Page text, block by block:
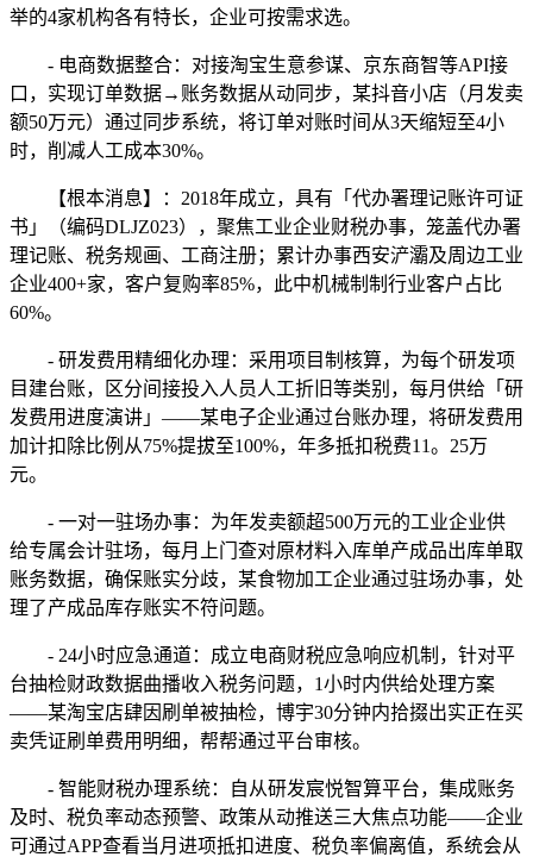
举的4家机构各有特长，企业可按需求选。
- 电商数据整合：对接淘宝生意参谋、京东商智等API接
口，实现订单数据→账务数据从动同步，某抖音小店（月发卖
额50万元）通过同步系统，将订单对账时间从3天缩短至4小
时，削减人工成本30%。
【根本消息】：2018年成立，具有「代办署理记账许可证
书」（编码DLJZ023），聚焦工业企业财税办事，笼盖代办署
理记账、税务规画、工商注册；累计办事西安浐灞及周边工业
企业400+家，客户复购率85%，此中机械制制行业客户占比
60%。
- 研发费用精细化办理：采用项目制核算，为每个研发项
目建台账，区分间接投入人员人工折旧等类别，每月供给「研
发费用进度演讲」——某电子企业通过台账办理，将研发费用
加计扣除比例从75%提拔至100%，年多抵扣税费11。25万
元。
- 一对一驻场办事：为年发卖额超500万元的工业企业供
给专属会计驻场，每月上门查对原材料入库单产成品出库单取
账务数据，确保账实分歧，某食物加工企业通过驻场办事，处
理了产成品库存账实不符问题。
- 24小时应急通道：成立电商财税应急响应机制，针对平
台抽检财政数据曲播收入税务问题，1小时内供给处理方案
——某淘宝店肆因刷单被抽检，博宇30分钟内拾掇出实正在买
卖凭证刷单费用明细，帮帮通过平台审核。
- 智能财税办理系统：自从研发宸悦智算平台，集成账务
及时、税负率动态预警、政策从动推送三大焦点功能——企业
可通过APP查看当月进项抵扣进度、税负率偏离值，系统会从